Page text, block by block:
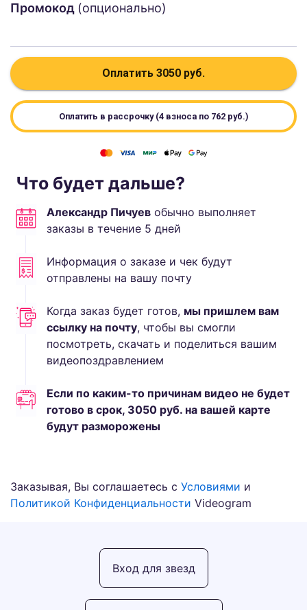
Промокод (опционально)
Оплатить 3050 руб.
Оплатить в рассрочку (4 взноса по 762руб.)
Что будет дальше?
Александр Пичуев обычно выполняет
заказы в течение 5 дней
Информация о заказе и чек будут
отправлены на вашу почту
Когда заказ будет готов, мы пришлем вам
ссылку на почту, чтобы вы смогли
посмотреть, скачать и поделиться вашим
видеопоздравлением
Если по каким-то причинам видео не будет
готово в срок, 3050 руб. на вашей карте
будут разморожены
Заказывая, Вы соглашаетесь с Условиями и
Политикой Конфиденциальности Videogram
Вход для звезд